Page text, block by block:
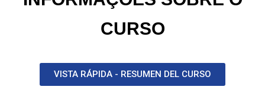
CURSO
VISTA RÁPIDA - RESUMEN DEL CURSO